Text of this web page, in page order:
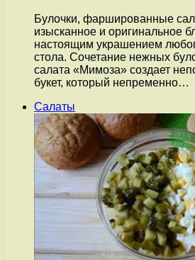
Булочки, фаршированные
изысканное и оригинальное
настоящим украшением
стола. Сочетание нежных
салата «Мимоза» создает
букет, который непременно…
Салаты